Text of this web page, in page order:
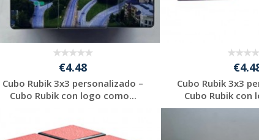
€4.48
Cubo Rubik 3x3 personalizado –
Cubo Rubik con logo como...
presupuesto
Cubo Rubik 3x3
Cubo Rubik con